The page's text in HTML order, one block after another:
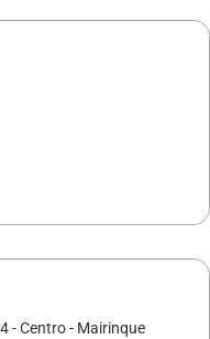
- Centro - Mairinque